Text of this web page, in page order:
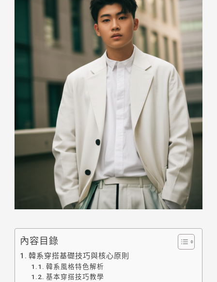
內容目錄
韓系穿搭基礎技巧與核心原則
韓系風格特色解析
基本穿搭技巧教學